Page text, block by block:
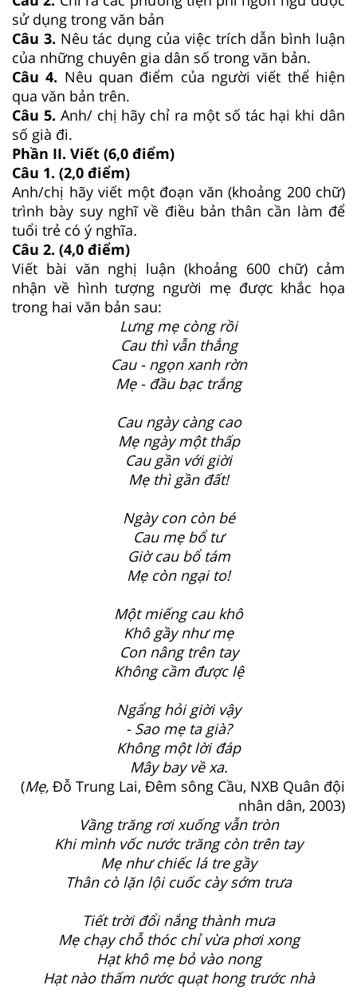
sử dụng trong văn bản
Câu 3. Nêu tác dụng của việc trích dẫn bình luận
của những chuyên gia dân số trong văn bản.
Câu 4. Nêu quan điểm của người viết thể hiện
qua văn bản trên.
Câu 5. Anh/ chị hãy chỉ ra một số tác hại khi dân
số già đi.
Phần II. Viết (6,0 điểm)
Câu 1. (2,0 điểm)
Anh/chị hãy viết một đoạn văn (khoảng 200 chữ)
trình bày suy nghĩ về điều bản thân cần làm để
tuổi trẻ có ý nghĩa.
Câu 2. (4,0 điểm)
Viết bài văn nghị luận (khoảng 600 chữ) cảm
nhận về hình tượng người mẹ được khắc họa
trong hai văn bản sau:
Lưng mẹ còng rồi
Cau thì vẫn thẳng
Cau - ngọn xanh rờn
Mẹ - đầu bạc trắng
Cau ngày càng cao
Mẹ ngày một thấp
Cau gần với giời
Mẹ thì gần đất!
Ngày con còn bé
Cau mẹ bổ tư
Giờ cau bổ tám
Mẹ còn ngại to!
Một miếng cau khô
Khô gầy như mẹ
Con nâng trên tay
Không cầm được lệ
Ngẩng hỏi giời vậy
- Sao mẹ ta già?
Không một lời đáp
Mây bay về xa.
(Mẹ, Đỗ Trung Lai, Đêm sông Cầu, NXB Quân đội
nhân dân, 2003)
Vầng trăng rơi xuống vẫn tròn
Khi mình vốc nước trăng còn trên tay
Mẹ như chiếc lá tre gầy
Thân cò lặn lội cuốc cày sớm trưa
Tiết trời đổi nắng thành mưa
Mẹ chạy chỗ thóc chỉ vừa phơi xong
Hạt khô mẹ bỏ vào nong
Hạt nào thấm nước quạt hong trước nhà